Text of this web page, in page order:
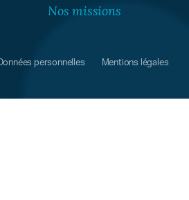
Nos missions
Données personnelles Mentions légales